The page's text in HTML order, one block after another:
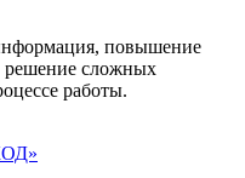
повышение
решение сложных
работы.